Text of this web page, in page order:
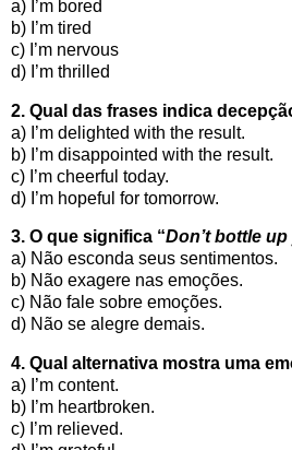
a) I’m bored
b) I’m tired
c) I’m nervous
d) I’m thrilled
2. Qual das frases indica
a) I’m delighted with the result.
b) I’m disappointed with the result.
c) I’m cheerful today.
d) I’m hopeful for tomorrow.
3. O que significa “Don’t bottle
a) Não esconda seus sentimentos.
b) Não exagere nas emoções.
c) Não fale sobre emoções.
d) Não se alegre demais.
4. Qual alternativa mostra uma
a) I’m content.
b) I’m heartbroken.
c) I’m relieved.